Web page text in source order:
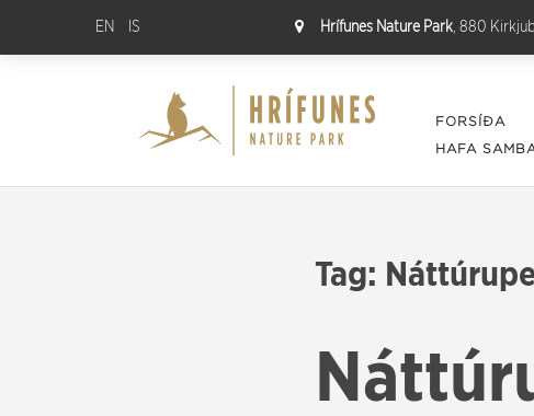
EN IS Hrífunes Nature Park, 880
FORSÍÐA
HAFA
Tag: